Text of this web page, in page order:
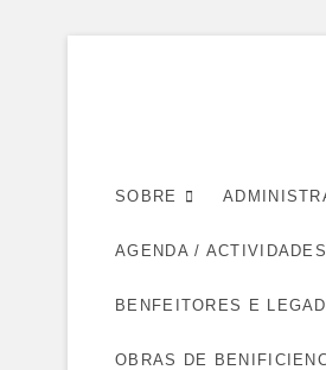
SOBRE
AGENDA /
BENFEITORES E
OBRAS DE